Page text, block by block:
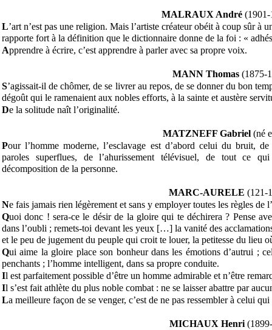
MALRAUX André
L’art n’est pas une religion. Mais l’artiste créateur obéit à coup sûr à
rapporte fort à la définition que le dictionnaire donne de la foi : «
Apprendre à écrire, c’est apprendre à parler avec sa propre voix.
MANN Thomas(1875-
S’agissait-il de chômer, de se livrer au repos, de se donner du bon
dégoût qui le ramenaient aux nobles efforts, à la sainte et austère
De la solitude naît l’originalité.
MATZNEFF Gabriel(né
Pour l’homme moderne, l’esclavage est d’abord celui du bruit,
paroles superflues, de l’ahurissement télévisuel, de tout ce
décomposition de la personne.
MARC-AURELE (121-
Ne fais jamais rien légèrement et sans y employer toutes les règles de
Quoi donc ! sera-ce le désir de la gloire qui te déchirera ? Pense
dans l’oubli ; remets-toi devant les yeux […] la vanité des
et le peu de jugement du peuple qui croit te louer, la petitesse du lieu
Qui aime la gloire place son bonheur dans les émotions d’autrui ;
penchants ; l’homme intelligent, dans sa propre conduite.
Il est parfaitement possible d’être un homme admirable et n’être
Il s’est fait athlète du plus noble combat : ne se laisser abattre par
La meilleure façon de se venger, c’est de ne pas ressembler à celui
MICHAUX Henri